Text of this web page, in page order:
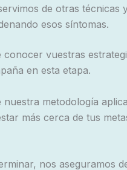
de otras técnicas
esos síntomas.
vuestras
en esta etapa.
metodología
más cerca de tus
nos aseguramos